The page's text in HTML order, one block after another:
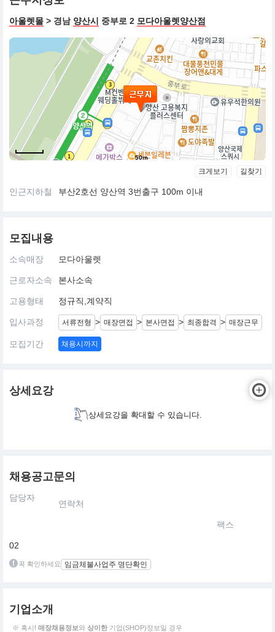
아울렛몰 > 경남 양산시 중부로 2 모다아울렛양산점
50m
크게보기 길찾기
인근지하철 부산2호선 양산역 3번출구 100m 이내
모집내용
소속매장 모다아울렛
근로자소속 본사소속
고용형태 정규직,계약직
입사과정 서류전형 > 매장면접 > 본사면접 > 최종합격 > 매장근무
모집기간 채용시까지
상세요강
상세요강을 확대할 수 있습니다.
채용공고문의
담당자
연락처
팩스
02
꼭 확인하세요 임금체불사업주 명단확인
기업소개
※ 혹시! 매장채용정보와 상이한 기업(SHOP)정보일 경우